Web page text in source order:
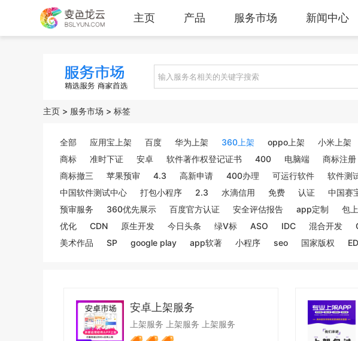
主页 产品 服务市场 新闻中心
主页 > 服务市场 > 标签
全部 应用宝上架 百度 华为上架 360上架 oppo上架 小米上架
商标
准时下证 安卓 软件著作权登记证书 400 电脑端 商标注册
商标撤三
苹果预审 4.3 高新申请 400办理 可运行软件 软件测
中国软件测试中心
打包小程序 2.3 水滴信用 免费 认证 中国赛
预审服务
360优先展示 百度官方认证 安全评估报告 app定制 包
优化
CDN 原生开发 今日头条 绿V标 ASO IDC 混合开发
美术作品
SP google play app软著 小程序 seo 国家版权
安卓上架服务
上架服务 上架服务 上架服务